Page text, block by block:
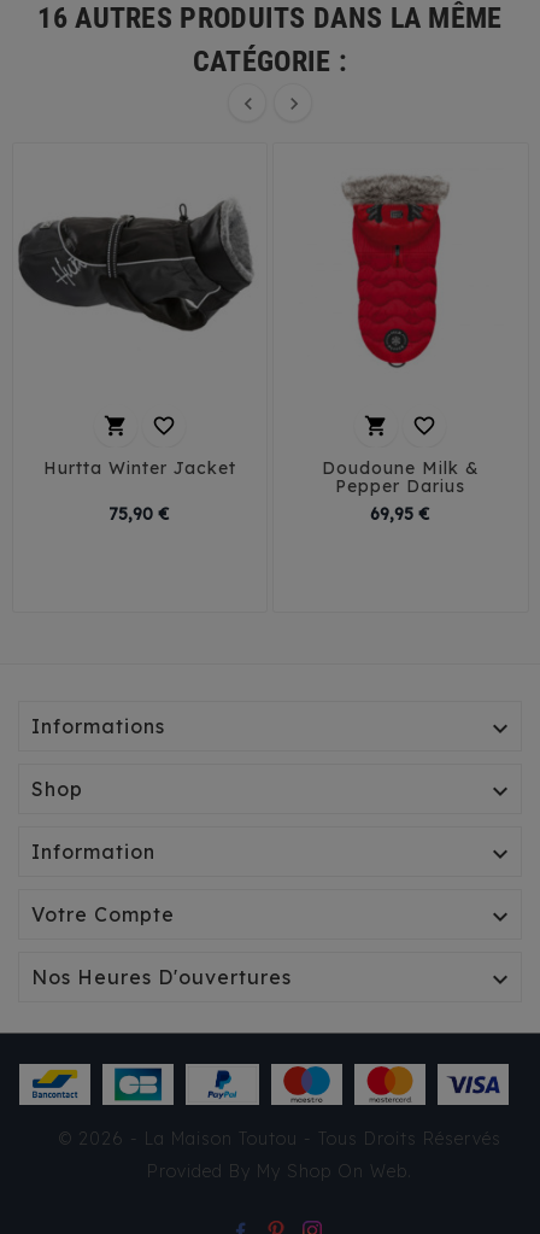
16 AUTRES PRODUITS DANS LA MÊME
CATÉGORIE :
 
 
Hurtta Winter Jacket
75,90 €
 
Doudoune Milk &
Pepper Darius
69,95 €
BEAR LOVE
54,95 €
Informations 
Shop 
Information 
Votre Compte 
Nos Heures D'ouvertures 
© 2026 - La Maison Toutou - Tous Droits Réservés
Provided By My Shop On Web